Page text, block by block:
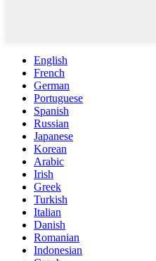
English
French
German
Portuguese
Spanish
Russian
Japanese
Korean
Arabic
Irish
Greek
Turkish
Italian
Danish
Romanian
Indonesian